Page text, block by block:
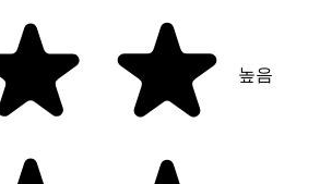
높음